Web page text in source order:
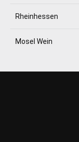
Rheinhessen
Mosel Wein